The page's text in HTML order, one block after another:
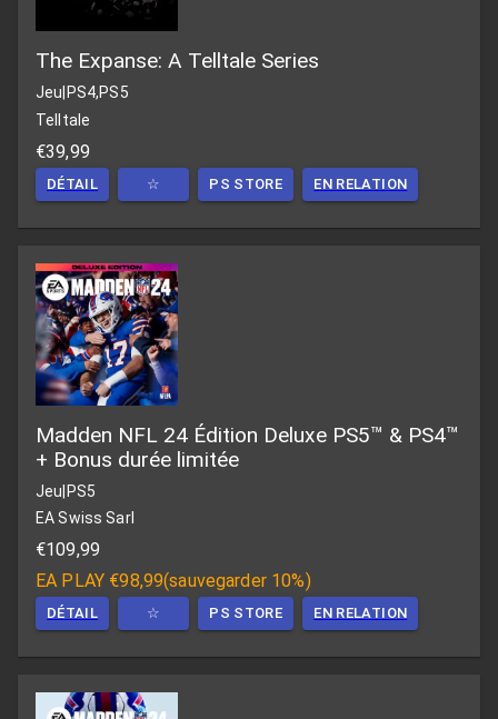
The Expanse: A Telltale Series
Jeu PS4,PS5
Telltale
€39,99
DÉTAIL ☆ PS STORE EN RELATION
Madden NFL 24 Édition Deluxe PS5™ & PS4™
+ Bonus durée limitée
Jeu|PS5
EA Swiss Sarl
€109,99
EA PLAY €98,99(sauvegarder 10%)
DÉTAIL ☆ PS STORE EN RELATION